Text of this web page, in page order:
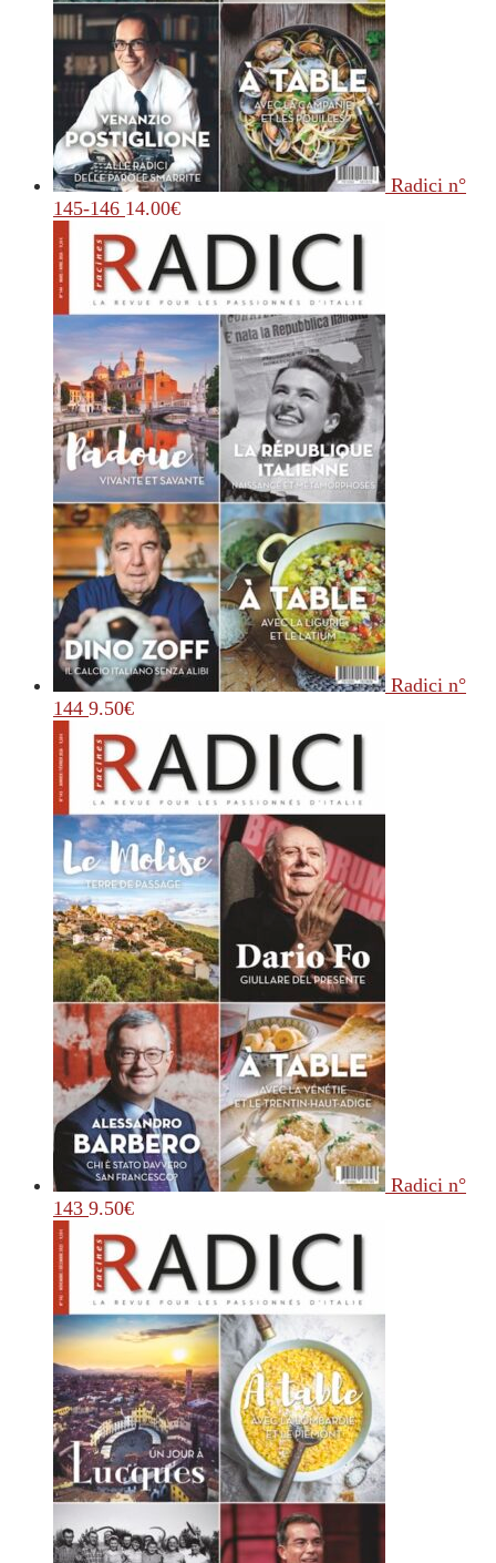
Radici n°
145-146 14.00€
Radici n°
144 9.50€
Radici n°
143 9.50€